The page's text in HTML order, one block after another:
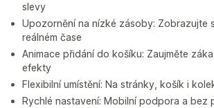
slevy
Upozornění na nízké zásoby: Zobrazujte
reálném čase
Animace přidání do košíku: Zaujměte
efekty
Flexibilní umístění: Na stránky, košík i
Rychlé nastavení: Mobilní podpora a bez